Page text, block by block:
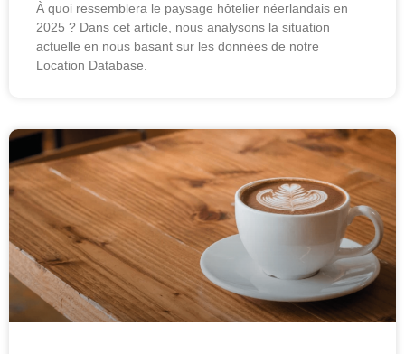
À quoi ressemblera le paysage hôtelier néerlandais en
2025 ? Dans cet article, nous analysons la situation
actuelle en nous basant sur les données de notre
Location Database.